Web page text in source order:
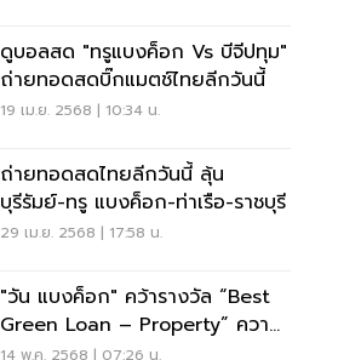
ดูบอลสด "ทรูแบงค็อก Vs บีจีปทุม"
ถ่ายทอดสดบิ๊กแมตช์ไทยลีกวันนี้
19 เม.ย. 2568 | 10:34 น.
ถ่ายทอดสดไทยลีกวันนี้ ลุ้น
บุรีรัมย์-ทรู แบงค็อก-ท่าเรือ-ราชบุรี
29 เม.ย. 2568 | 17:58 น.
"วัน แบงค็อก" คว้ารางวัล “Best
Green Loan – Property” ความ
สำเร็จระดมทุนสินเชื่อสีเขียวสูงสุดใน
14 พ.ค. 2568 | 07:26 น.